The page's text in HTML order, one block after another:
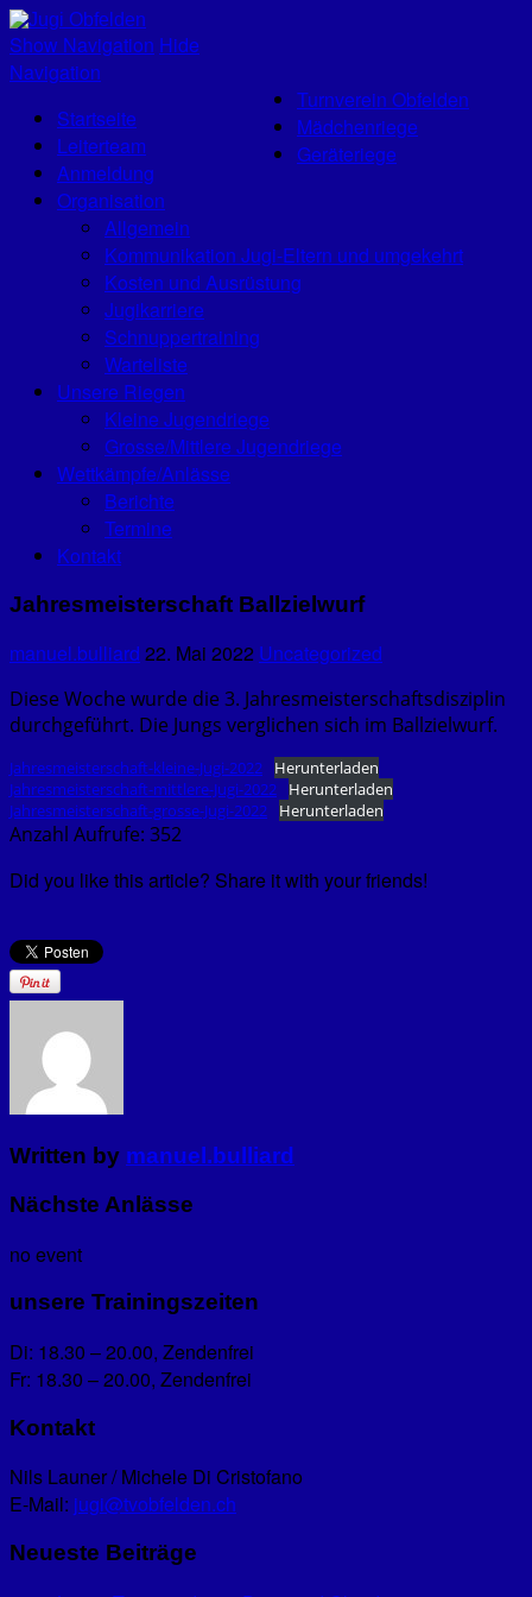
Turnverein Obfelden
Mädchenriege
Geräteriege
Show Navigation Hide
Navigation
Startseite
Leiterteam
Anmeldung
Organisation
Allgemein
Kommunikation Jugi-Eltern und umgekehrt
Kosten und Ausrüstung
Jugikarriere
Schnuppertraining
Warteliste
Unsere Riegen
Kleine Jugendriege
Grosse/Mittlere Jugendriege
Wettkämpfe/Anlässe
Berichte
Termine
Kontakt
Jahresmeisterschaft Ballzielwurf
manuel.bulliard 22. Mai 2022 Uncategorized
Diese Woche wurde die 3. Jahresmeisterschaftsdisziplin
durchgeführt. Die Jungs verglichen sich im Ballzielwurf.
Jahresmeisterschaft-kleine-Jugi-2022
Herunterladen
Jahresmeisterschaft-mittlere-Jugi-2022
Herunterladen
Jahresmeisterschaft-grosse-Jugi-2022
Herunterladen
Anzahl Aufrufe: 352
Did you like this article? Share it with your friends!
Written by manuel.bulliard
Nächste Anlässe
no event
unsere Trainingszeiten
Di: 18.30 – 20.00, Zendenfrei
Fr: 18.30 – 20.00, Zendenfrei
Kontakt
Nils Launer / Michele Di Cristofano
E-Mail: jugi@tvobfelden.ch
Neueste Beiträge